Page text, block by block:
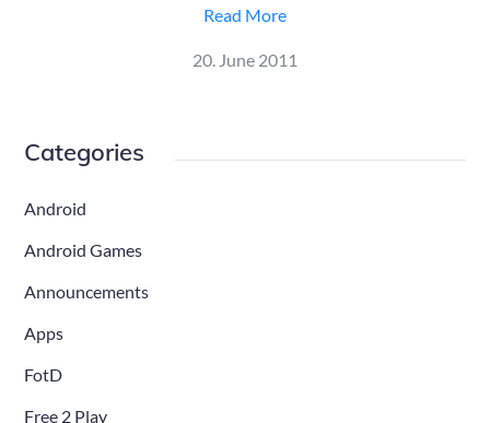
Read More
Posted
20. June 2011
Categories
Android
Android Games
Announcements
Apps
FotD
Free 2 Play